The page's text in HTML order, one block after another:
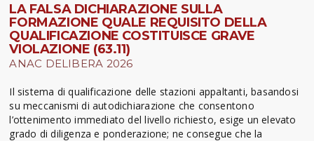
LA FALSA DICHIARAZIONE SULLA
FORMAZIONE QUALE REQUISITO DELLA
QUALIFICAZIONE COSTITUISCE GRAVE
VIOLAZIONE (63.11)
ANAC DELIBERA 2026
Il sistema di qualificazione delle stazioni appaltanti, basandosi
su meccanismi di autodichiarazione che consentono
l’ottenimento immediato del livello richiesto, esige un elevato
grado di diligenza e ponderazione; ne consegue che la